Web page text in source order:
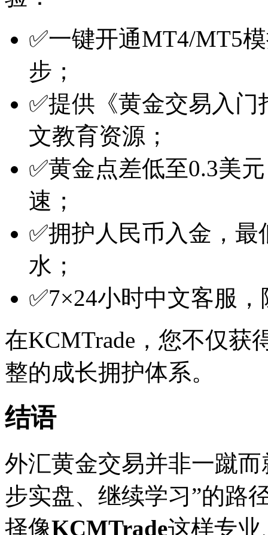
✅一键开通MT4/MT5
步；
✅提供《黄金交易入
文教育资源；
✅黄金点差低至0.3美
速；
✅拥护人民币入金，
水；
✅7×24小时中文客服
在KCMTrade，您不仅获
整的成长拥护体系。
结语
外汇黄金交易并非一蹴
步实盘、继续学习”的路
择像KCMTrade这样专